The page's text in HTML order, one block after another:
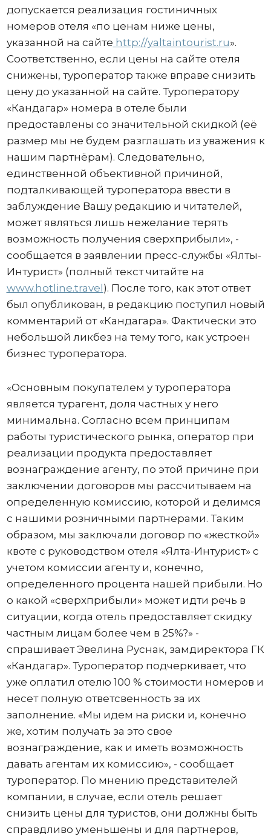
допускается реализация гостиничных
номеров отеля «по ценам ниже цены,
указанной на сайте http://yaltaintourist.ru».
Соответственно, если цены на сайте отеля
снижены, туроператор также вправе снизить
цену до указанной на сайте. Туроператору
«Кандагар» номера в отеле были
предоставлены со значительной скидкой (её
размер мы не будем разглашать из уважения к
нашим партнёрам). Следовательно,
единственной объективной причиной,
подталкивающей туроператора ввести в
заблуждение Вашу редакцию и читателей,
может являться лишь нежелание терять
возможность получения сверхприбыли», -
сообщается в заявлении пресс-службы «Ялты-
Интурист» (полный текст читайте на
www.hotline.travel ). После того, как этот ответ
был опубликован, в редакцию поступил новый
комментарий от «Кандагара». Фактически это
небольшой ликбез на тему того, как устроен
бизнес туроператора.
«Основным покупателем у туроператора
является турагент, доля частных у него
минимальна. Согласно всем принципам
работы туристического рынка, оператор при
реализации продукта предоставляет
вознаграждение агенту, по этой причине при
заключении договоров мы рассчитываем на
определенную комиссию, которой и делимся
с нашими розничными партнерами. Таким
образом, мы заключали договор по «жесткой»
квоте с руководством отеля «Ялта-Интурист» с
учетом комиссии агенту и, конечно,
определенного процента нашей прибыли. Но
о какой «сверхприбыли» может идти речь в
ситуации, когда отель предоставляет скидку
частным лицам более чем в 25%?» -
спрашивает Эвелина Руснак, замдиректора ГК
«Кандагар». Туроператор подчеркивает, что
уже оплатил отелю 100 % стоимости номеров и
несет полную ответсвенность за их
заполнение. «Мы идем на риски и, конечно
же, хотим получать за это свое
вознаграждение, как и иметь возможность
давать агентам их комиссию», - сообщает
туроператор. По мнению представителей
компании, в случае, если отель решает
снизить цены для туристов, они должны быть
справдливо уменьшены и для партнеров,